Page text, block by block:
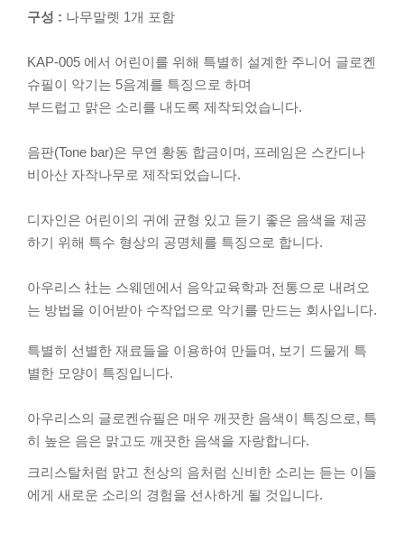
구성 : 나무말렛 1개 포함
KAP-005 에서 어린이를 위해 특별히 설계한 주니어 글로켄
슈필이 악기는 5음계를 특징으로 하며
부드럽고 맑은 소리를 내도록 제작되었습니다.
음판(Tone bar)은 무연 황동 합금이며, 프레임은 스칸디나
비아산 자작나무로 제작되었습니다.
디자인은 어린이의 귀에 균형 있고 듣기 좋은 음색을 제공
하기 위해 특수 형상의 공명체를 특징으로 합니다.
아우리스 社는 스웨덴에서 음악교육학과 전통으로 내려오
는 방법을 이어받아 수작업으로 악기를 만드는 회사입니다.
특별히 선별한 재료들을 이용하여 만들며, 보기 드물게 특
별한 모양이 특징입니다.
아우리스의 글로켄슈필은 매우 깨끗한 음색이 특징으로, 특
히 높은 음은 맑고도 깨끗한 음색을 자랑합니다.
크리스탈처럼 맑고 천상의 음처럼 신비한 소리는 듣는 이들
에게 새로운 소리의 경험을 선사하게 될 것입니다.